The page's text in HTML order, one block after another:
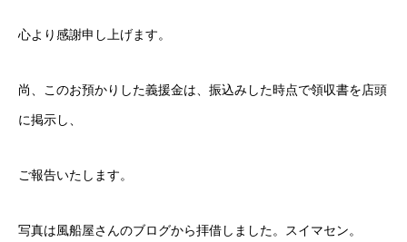
心より感謝申し上げます。
尚、このお預かりした義援金は、振込みした時点で領収書を店頭
に掲示し、
ご報告いたします。
写真は風船屋さんのブログから拝借しました。スイマセン。